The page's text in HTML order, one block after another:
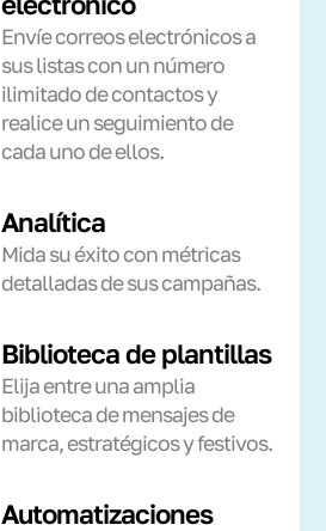
Envíe correos electrónicos a
sus listas con un número
ilimitado de contactos y
realice un seguimiento de
cada uno de ellos.
Analítica
Mida su éxito con métricas
detalladas de sus campañas.
Biblioteca de plantillas
Elija entre una amplia
biblioteca de mensajes de
marca, estratégicos y festivos.
Automatizaciones